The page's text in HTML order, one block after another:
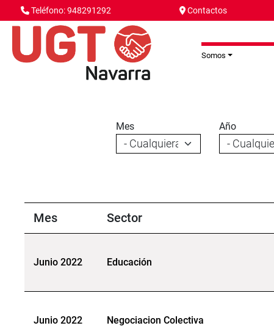
Pasar al contenido principal
Teléfono: 948291292 Contactos
Somos
Mes Año
Mes Sector
Junio 2022 Educación
Junio 2022 Negociacion Colectiva